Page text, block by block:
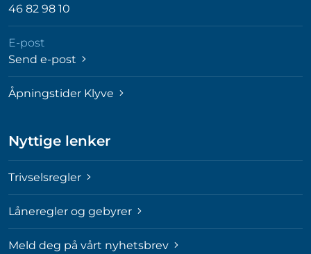
46 82 98 10
E-post
Send e-post
Åpningstider Klyve
Nyttige lenker
Trivselsregler
Låneregler og gebyrer
Meld deg på vårt nyhetsbrev